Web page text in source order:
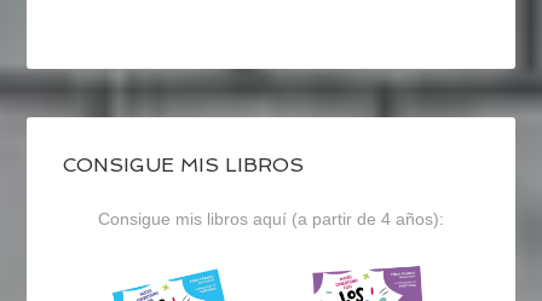
CONSIGUE MIS LIBROS
Consigue mis libros aquí (a partir de 4 años):